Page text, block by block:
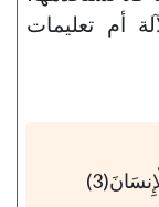
أم تعليمات